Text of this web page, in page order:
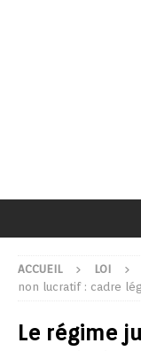
ACCUEIL LOI
non lucratif : cadre
Le régime